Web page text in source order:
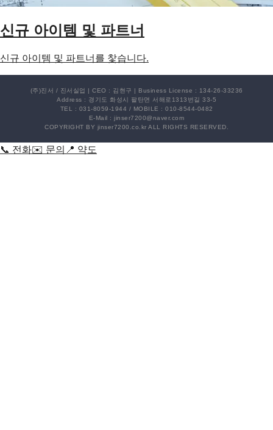
신규 아이템 및 파트너
신규 아이템 및 파트너를 찿습니다.
(주)진서 / 진서실업 | CEO : 김현구 | Business License : 134-26-33236
Address : 경기도 화성시 팔탄면 서해로1313번길 33-5
TEL : 031-8059-1944 / MOBILE : 010-8544-0482
E-Mail : jinser7200@naver.com
COPYRIGHT BY jinser7200.co.kr ALL RIGHTS RESERVED.
📞 전화✉️ 문의 📍 약도